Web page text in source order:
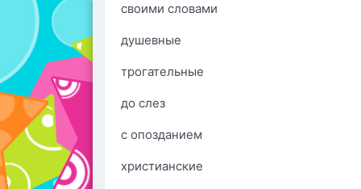
своими словами
душевные
трогательные
до слез
с опозданием
христианские